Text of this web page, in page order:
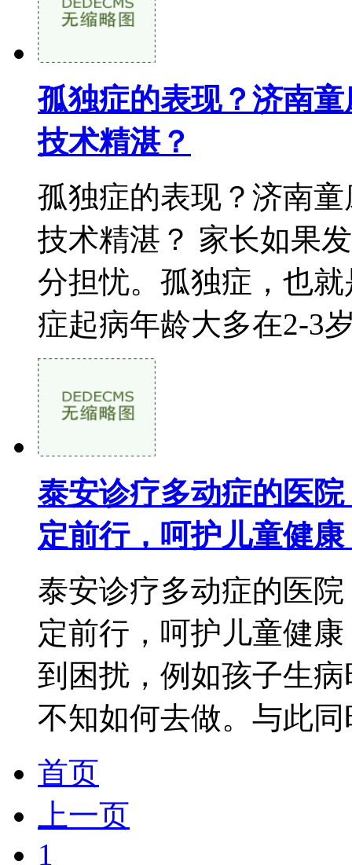
孤独症的表现？济南
技术精湛？
孤独症的表现？济南
技术精湛？ 家长如果
分担忧。孤独症，也
症起病年龄大多在2-3
泰安诊疗多动症的医
定前行，呵护儿童健康
泰安诊疗多动症的医
定前行，呵护儿童健
到困扰，例如孩子生
不知如何去做。与此同
首页
上一页
1